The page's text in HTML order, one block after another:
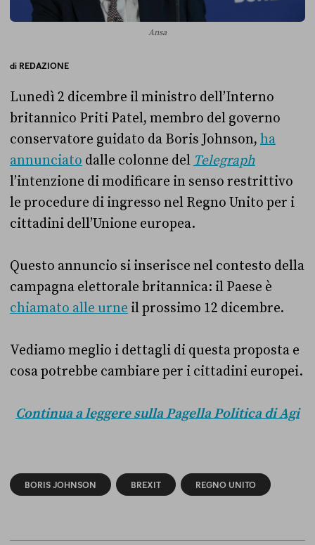
Ansa
di REDAZIONE
Lunedì 2 dicembre il ministro dell’Interno
britannico Priti Patel, membro del governo
conservatore guidato da Boris Johnson, ha
annunciato dalle colonne del Telegraph
l’intenzione di modificare in senso restrittivo
le procedure di ingresso nel Regno Unito per i
cittadini dell’Unione europea.
Questo annuncio si inserisce nel contesto della
campagna elettorale britannica: il Paese è
chiamato alle urne il prossimo 12 dicembre.
Vediamo meglio i dettagli di questa proposta e
cosa potrebbe cambiare per i cittadini europei.
Continua a leggere sulla Pagella Politica di Agi
BORIS JOHNSON BREXIT REGNO UNITO